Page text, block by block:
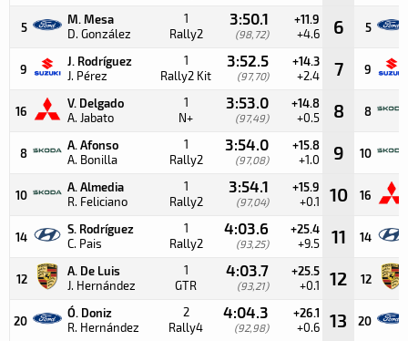
5
M. Mesa
D. González
1
Rally2
3:50.1
(98,72)
+11.9
+4.6 6 5
9
J. Rodríguez
J. Pérez
1
Rally2 Kit
3:52.5
(97,70)
+14.3
+2.4 7 9
16
V. Delgado
A. Jabato
1
N+
3:53.0
(97,49)
+14.8
+0.5 8 8
8
A. Afonso
A. Bonilla
1
Rally2
3:54.0
(97,08)
+15.8
+1.0 9 10
10
A. Almedia
R. Feliciano
1
Rally2
3:54.1
(97,04)
+15.9
+0.1 10 16
14
S. Rodríguez
C. Pais
1
Rally2
4:03.6
(93,25)
+25.4
+9.5 11 14
12
A. De Luis
J. Hernández
1
GTR
4:03.7
(93,21)
+25.5
+0.1 12 12
20
Ó. Doniz
R. Hernández
2
Rally4
4:04.3
(92,98)
+26.1
+0.6 13 20